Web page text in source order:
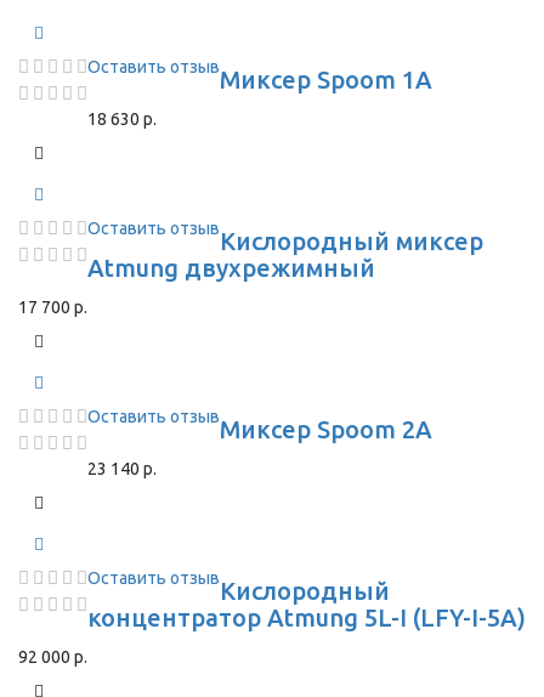
Оставить отзывМиксер Spoom 1A
18 630 р.
Оставить отзывКислородный миксер
Atmung двухрежимный
17 700 р.
Оставить отзывМиксер Spoom 2A
23 140 р.
Оставить отзывКислородный
концентратор Atmung 5L-I (LFY-I-5A)
92 000 р.